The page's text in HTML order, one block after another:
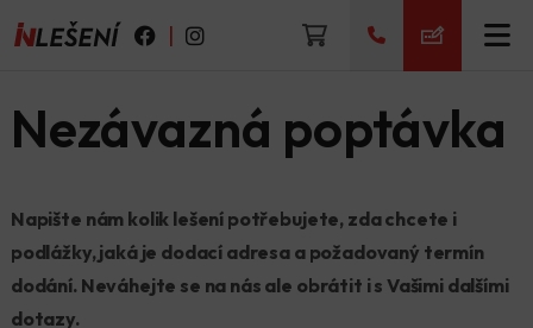
Nezávazná poptávka
Napište nám kolik lešení potřebujete, zda chcete i
podlážky, jaká je dodací adresa a požadovaný termín
dodání. Neváhejte se na nás ale obrátit i s Vašimi dalšími
dotazy.